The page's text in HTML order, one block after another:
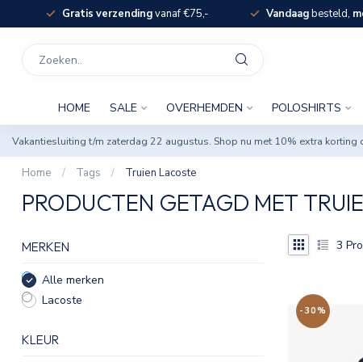
Gratis verzendingvanaf €75,- Vandaagbesteld,
HOME SALE OVERHEMDEN POLOSHIRTS
Vakantiesluiting t/m zaterdag 22 augustus. Shop nu met 10% extra
Home / Tags / Truien Lacoste
PRODUCTEN GETAGD MET
MERKEN
Alle merken
Lacoste
KLEUR
3
-30%